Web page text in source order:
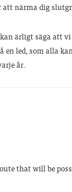
närma dig
ärligt säga att
led, som alla
år.
that will be